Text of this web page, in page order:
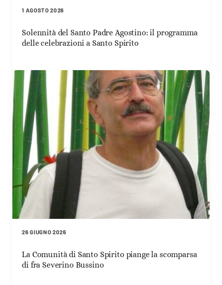
1 AGOSTO 2026
Solennità del Santo Padre Agostino: il programma
delle celebrazioni a Santo Spirito
26 GIUGNO 2026
La Comunità di Santo Spirito piange la scomparsa
di fra Severino Bussino